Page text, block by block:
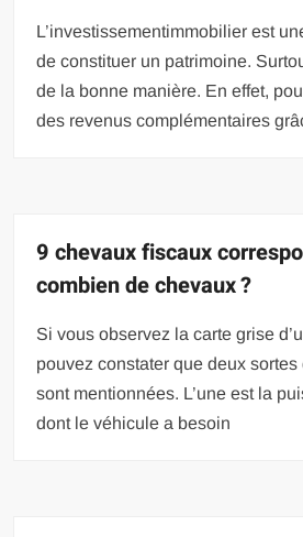
L’investissementimmobilier est
de constituer un patrimoine.
de la bonne manière. En effet,
des revenus complémentaires
9 chevaux fiscaux
combien de chevaux ?
Si vous observez la carte grise
pouvez constater que deux
sont mentionnées. L’une est la
dont le véhicule a besoin